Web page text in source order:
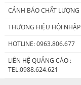
CẢNH BÁO CHẤT LƯỢNG
THƯƠNG HIỆU HỘI NHẬP
HOTLINE: 0963.806.677
LIÊN HỆ QUẢNG CÁO :
TEL:0988.624.621